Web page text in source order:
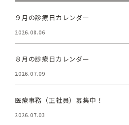
９月の診療日カレンダー
2026.08.06
８月の診療日カレンダー
2026.07.09
医療事務（正社員）募集中！
2026.07.03